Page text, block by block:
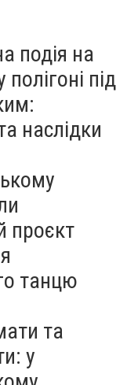
центрі
новий
флот замість
як реальні
перетворилися
аплікацію
подія на
під
наслідки
проєкт
танцю
та
у